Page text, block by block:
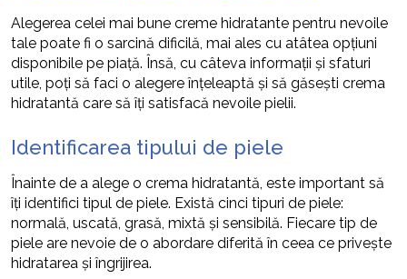
Alegerea celei mai bune creme hidratante pentru nevoile
tale poate fi o sarcină dificilă, mai ales cu atâtea opțiuni
disponibile pe piață. Însă, cu câteva informații și sfaturi
utile, poți să faci o alegere înțeleaptă și să găsești crema
hidratantă care să îți satisfacă nevoile pielii.
Identificarea tipului de piele
Înainte de a alege o crema hidratantă, este important să
îți identifici tipul de piele. Există cinci tipuri de piele:
normală, uscată, grasă, mixtă și sensibilă. Fiecare tip de
piele are nevoie de o abordare diferită în ceea ce privește
hidratarea și îngrijirea.